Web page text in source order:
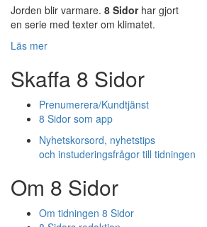
Jorden blir varmare. 8 Sidorhar gjort
en serie med texter om klimatet.
Läs mer
Skaffa 8 Sidor
Prenumerera/Kundtjänst
8 Sidor som app
Nyhetskorsord, nyhetstips
och instuderingsfrågor till tidningen
Om 8 Sidor
Om tidningen 8 Sidor